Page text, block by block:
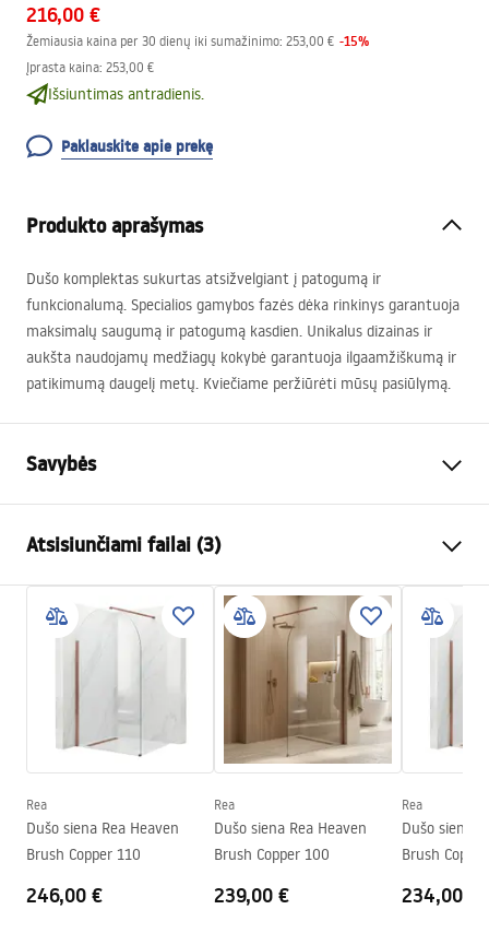
216,00 €
Žemiausia kaina per 30 dienų iki sumažinimo: 253,00 € -15%
Įprasta kaina: 253,00 €
Išsiuntimas antradienis.
Paklauskite apie prekę
Produkto aprašymas
Dušo komplektas sukurtas atsižvelgiant į patogumą ir
funkcionalumą. Specialios gamybos fazės dėka rinkinys garantuoja
maksimalų saugumą ir patogumą kasdien. Unikalus dizainas ir
aukšta naudojamų medžiagų kokybė garantuoja ilgaamžiškumą ir
patikimumą daugelį metų. Kviečiame peržiūrėti mūsų pasiūlymą.
Savybės
Medžiaga
Baterijos Tipas
Termostatinis
Montavimo būdas
Paviršinis montavimas
835
mm
1235mm
Ne
Slėgio reguliavimas
Anti-Calc sistema
Taip
Jungčių atstumas
150mm
Atsisiunčiami failai (3)
Saugos informacija
Safety_Information_Shower_set.pdf
Garantijos sąlygos
Warranty_Terms_and_Conditions_Faucets_-_5.pdf
Surinkimo instrukcija
Rea
Dušo siena Rea Heaven
Brush Copper 110
246,00 €
Rea
Dušo siena Rea Heaven
Brush Copper 100
239,00 €
Rea
Dušo siena
Brush
234,00 €